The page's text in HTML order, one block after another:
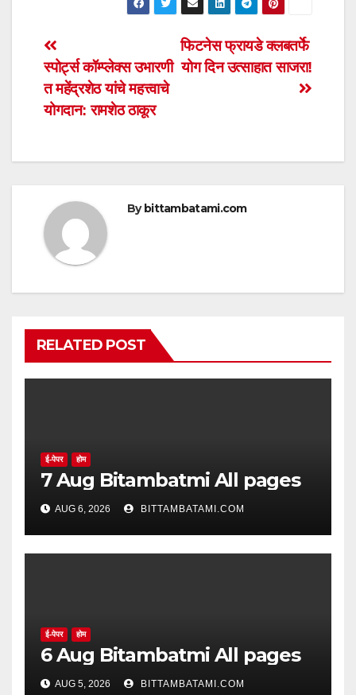
A
p
p
b
o
o
tt
ail ar
e
Post
navigation
फिटनेस फ्रायडे क्लबतर्फे
योग दिन उत्साहात साजरा!
स्पोर्ट्स कॉम्प्लेक्स उभारणी
त महेंद्रशेठ यांचे महत्त्वाचे
योगदान: रामशेठ ठाकूर
Bybittambatami.com
RELATED POST
ई-पेपर होम
7 Aug Bitambatmi All pages
AUG 6, 2026 BITTAMBATAMI.COM
ई-पेपर होम
6 Aug Bitambatmi All pages
AUG 5, 2026 BITTAMBATAMI.COM